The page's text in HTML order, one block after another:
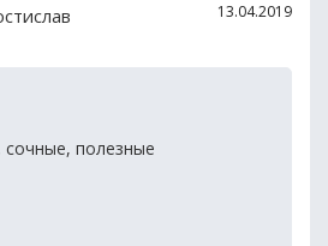
13.04.2019
полезные